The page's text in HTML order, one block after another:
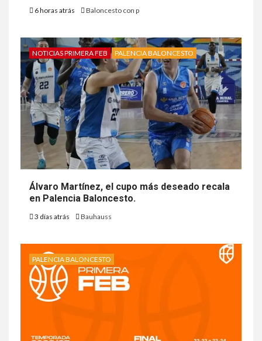
6 horas atrás Baloncesto con p
NOTICIAS PRIMERA FEB PALENCIA BALONCESTO
Álvaro Martínez, el cupo más deseado recala
en Palencia Baloncesto.
3 días atrás Bauhauss
PALENCIA BALONCESTO